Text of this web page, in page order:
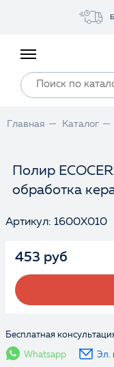
Главная Каталог
Полир
обработка
Артикул: 1600X010
453 руб
Бесплатная
Whatsapp Эл.